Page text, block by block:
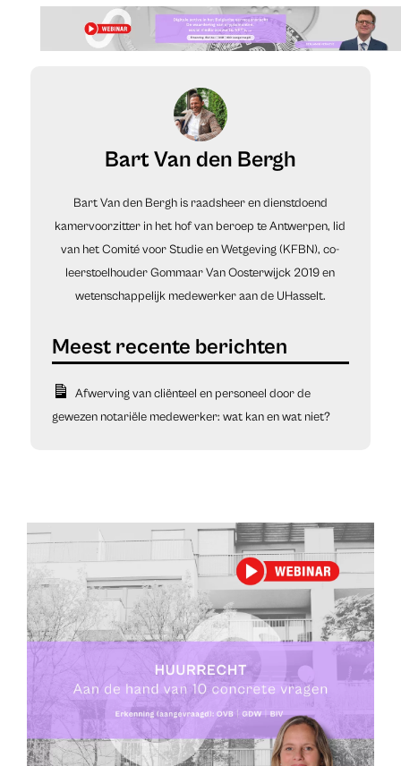
Bart Van den Bergh
Bart Van den Bergh is raadsheer en dienstdoend
kamervoorzitter in het hof van beroep te Antwerpen, lid
van het Comité voor Studie en Wetgeving (KFBN), co-
leerstoelhouder Gommaar Van Oosterwijck 2019 en
wetenschappelijk medewerker aan de UHasselt.
Afwerving van cliënteel en personeel door de
gewezen notariële medewerker: wat kan en wat niet?